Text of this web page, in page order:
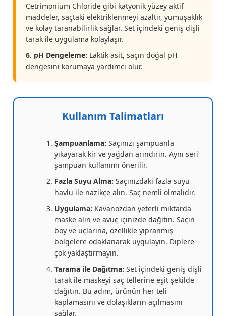
Cetrimonium Chloride gibi katyonik yüzey aktif
maddeler, saçtaki elektriklenmeyi azaltır, yumuşaklık
ve kolay taranabilirlik sağlar. Set içindeki geniş dişli
tarak ile uygulama kolaylaşır.
6. pH Dengeleme: Laktik asit, saçın doğal pH
dengesini korumaya yardımcı olur.
Kullanım Talimatları
Şampuanlama: Saçınızı şampuanla
yıkayarak kir ve yağdan arındırın. Aynı seri
şampuan kullanımı önerilir.
Fazla Suyu Alma: Saçınızdaki fazla suyu
havlu ile nazikçe alın. Saç nemli olmalıdır.
Uygulama: Kavanozdan yeterli miktarda
maske alın ve avuç içinizde dağıtın. Saçın
boy ve uçlarına, özellikle yıpranmış
bölgelere odaklanarak uygulayın. Diplere
çok yaklaştırmayın.
Tarama ile Dağıtma: Set içindeki geniş dişli
tarak ile maskeyi saç tellerine eşit şekilde
dağıtın. Bu adım, ürünün her teli
kaplamasını ve dolaşıkların açılmasını
sağlar.